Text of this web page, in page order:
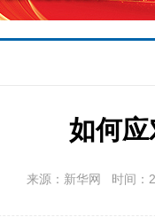
如何应
来源：新华网 时间：